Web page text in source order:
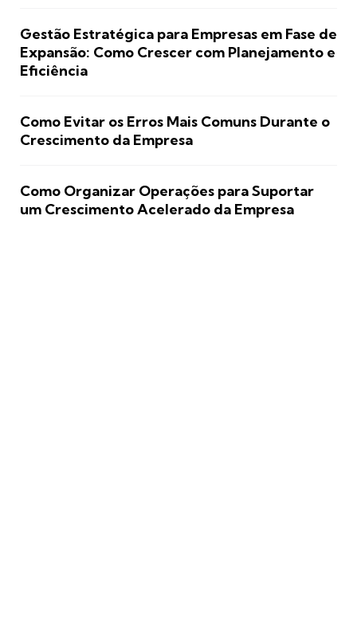
Gestão Estratégica para Empresas em Fase de
Expansão: Como Crescer com Planejamento e
Eficiência
Como Evitar os Erros Mais Comuns Durante o
Crescimento da Empresa
Como Organizar Operações para Suportar
um Crescimento Acelerado da Empresa